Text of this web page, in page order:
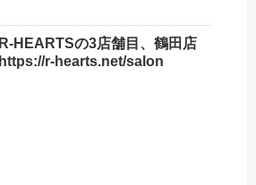
R-HEARTSの3店舗目、鶴田店
https://r-hearts.net/salon